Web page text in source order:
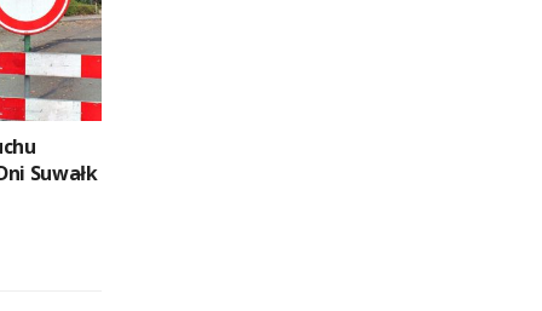
Suwałk